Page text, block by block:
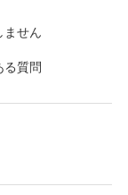
ません
る質問